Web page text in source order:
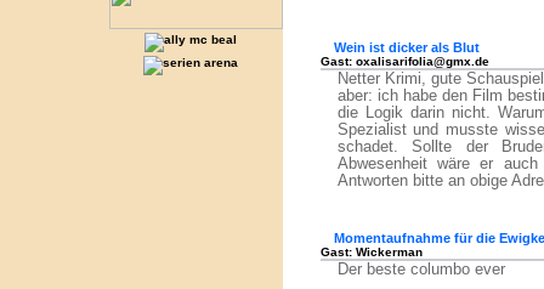
Wein ist dicker als Blut
Gast: oxalisarifolia@gmx.de
Netter Krimi, gute
aber: ich habe den Film
die Logik darin nicht.
Spezialist und musste
schadet. Sollte der
Abwesenheit wäre er
Antworten bitte an obige
Momentaufnahme für die
Gast: Wickerman
Der beste columbo ever